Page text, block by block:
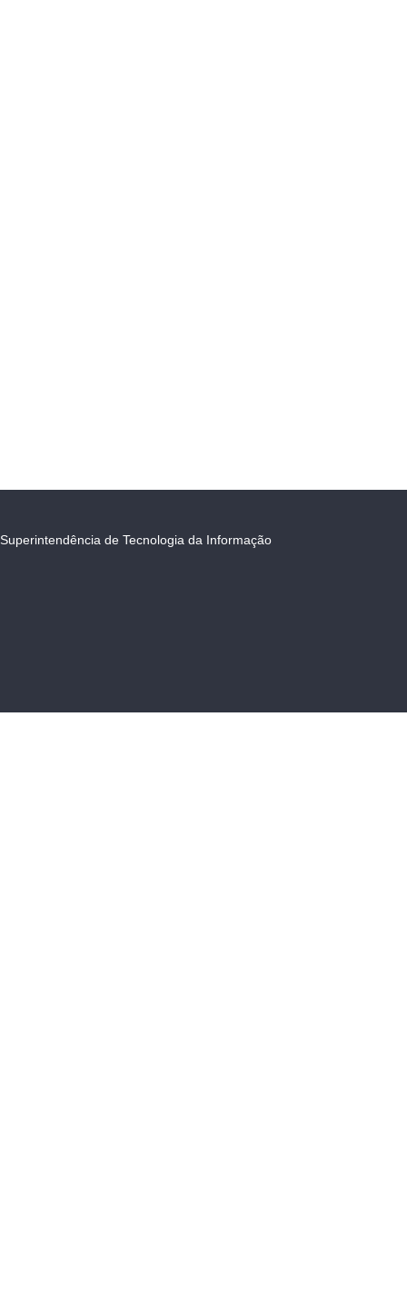
Superintendência de Tecnologia da Informação